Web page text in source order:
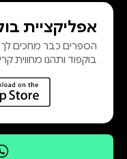
אפליקציית
הספרים כבר מחכים לך
בוקפוד ותהנו מחווית